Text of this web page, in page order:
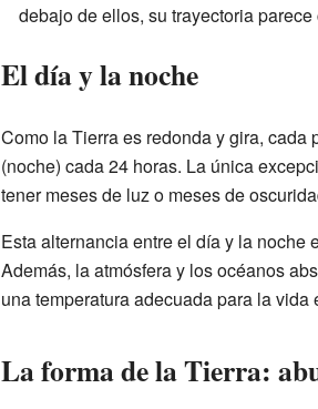
debajo de ellos, su trayectoria parece
El día y la noche
Como la Tierra es redonda y gira,
(noche) cada 24 horas. La única
tener meses de luz o meses de
Esta alternancia entre el día y la noche
Además, la atmósfera y los océanos
una temperatura adecuada para la vida
La forma de la Tierra: